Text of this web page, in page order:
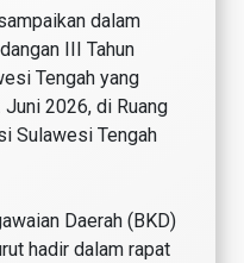
dalam
III Tahun
Tengah yang
2026, di Ruang
Sulawesi Tengah
Daerah (BKD)
hadir dalam rapat